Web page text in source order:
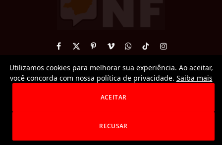
Facebook
X
PinterestVimeoWhatsApp
TikTokInstagram
© 2026 AgenciaNF.
Todos os direitos reservados. É proibida a reprodução total ou
Utilizamos cookies para melhorar sua experiência. Ao aceitar,
você concorda com nossa política de privacidade. Saiba mais
ACEITAR
RECUSAR